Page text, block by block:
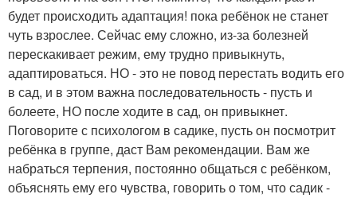
будет происходить адаптация! пока ребёнок не станет
чуть взрослее. Сейчас ему сложно, из-за болезней
перескакивает режим, ему трудно привыкнуть,
адаптироваться. НО - это не повод перестать водить его
в сад, и в этом важна последовательность - пусть и
болеете, НО после ходите в сад, он привыкнет.
Поговорите с психологом в садике, пусть он посмотрит
ребёнка в группе, даст Вам рекомендации. Вам же
набраться терпения, постоянно общаться с ребёнком,
объяснять ему его чувства, говорить о том, что садик -